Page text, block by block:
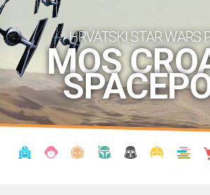
HRVATSKI STAR WARS
MOS